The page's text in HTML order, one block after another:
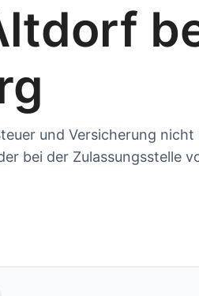
und Versicherung nicht
bei der Zulassungsstelle